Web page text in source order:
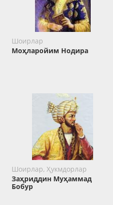
Шоирлар
Моҳларойим Нодира
Шоирлар, Ҳукмдорлар
Заҳриддин Муҳаммад
Бобур